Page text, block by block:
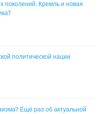
поколений. Кремль и новая
политической нации
Ещё раз об актуальной